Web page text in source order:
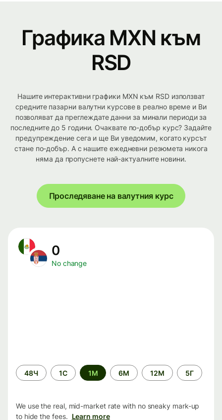
Графика MXN към
RSD
Нашите интерактивни графики MXN към RSD използват
средните пазарни валутни курсове в реално време и Ви
позволяват да преглеждате данни за минали периоди за
последните до 5 години. Очаквате по-добър курс? Задайте
предупреждение сега и ще Ви уведомим, когато курсът
стане по-добър. А с нашите ежедневни резюмета никога
няма да пропуснете най-актуалните новини.
Проследяване на валутния курс
0
No change
Time
period
48Ч 1С 1М 6М 12М 5Г
We use the real, mid-market rate with no sneaky mark-up
to hide the fees. Learn more